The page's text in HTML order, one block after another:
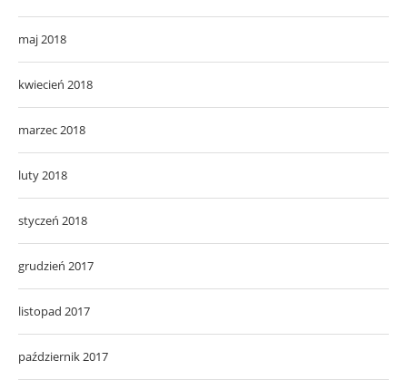
maj 2018
kwiecień 2018
marzec 2018
luty 2018
styczeń 2018
grudzień 2017
listopad 2017
październik 2017